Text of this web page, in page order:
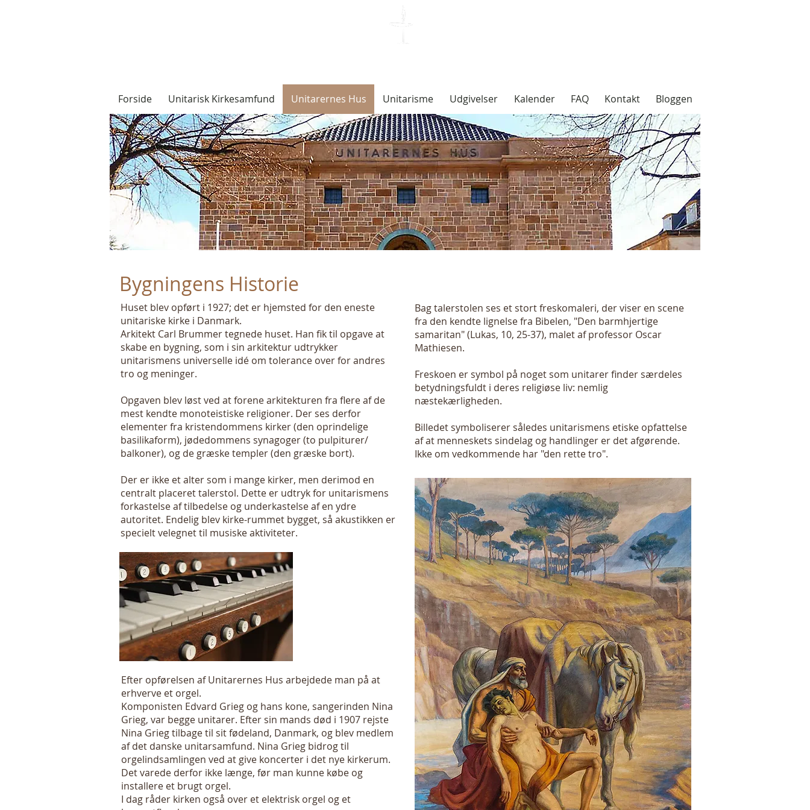
Forside Unitarisk Kirkesamfund Unitarernes Hus Unitarisme Udgivelser Kalender FAQ Kontakt Bloggen
Bygningens Historie
Huset blev opført i 1927; det er hjemsted for den eneste
unitariske kirke i Danmark.
Arkitekt Carl Brummer tegnede huset. Han fik til opgave at
skabe en bygning, som i sin arkitektur udtrykker
unitarismens universelle idé om tolerance over for andres
tro og meninger.
Opgaven blev løst ved at forene arkitekturen fra flere af de
mest kendte monoteistiske religioner. Der ses derfor
elementer fra kristendommens kirker (den oprindelige
basilikaform), jødedommens synagoger (to pulpiturer/
balkoner), og de græske templer (den græske bort).
Der er ikke et alter som i mange kirker, men derimod en
centralt placeret talerstol. Dette er udtryk for unitarismens
forkastelse af tilbedelse og underkastelse af en ydre
autoritet. Endelig blev kirke-rummet bygget, så akustikken er
specielt velegnet til musiske aktiviteter.
Efter opførelsen af Unitarernes Hus arbejdede man på at
erhverve et orgel.
Komponisten Edvard Grieg og hans kone, sangerinden Nina
Grieg, var begge unitarer. Efter sin mands død i 1907 rejste
Nina Grieg tilbage til sit fødeland, Danmark, og blev medlem
af det danske unitarsamfund. Nina Grieg bidrog til
orgelindsamlingen ved at give koncerter i det nye kirkerum.
Det varede derfor ikke længe, før man kunne købe og
installere et brugt orgel.
I dag råder kirken også over et elektrisk orgel og et
Bag talerstolen ses et stort freskomaleri, der viser en scene
fra den kendte lignelse fra Bibelen, "Den barmhjertige
samaritan" (Lukas, 10, 25-37), malet af professor Oscar
Mathiesen.
Freskoen er symbol på noget som unitarer finder særdeles
betydningsfuldt i deres religiøse liv: nemlig
næstekærligheden.
Billedet symboliserer således unitarismens etiske opfattelse
af at menneskets sindelag og handlinger er det afgørende.
Ikke om vedkommende har "den rette tro".